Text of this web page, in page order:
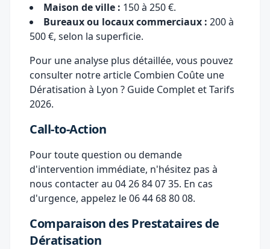
Maison de ville : 150 à 250 €.
Bureaux ou locaux commerciaux : 200 à
500 €, selon la superficie.
Pour une analyse plus détaillée, vous pouvez
consulter notre article Combien Coûte une
Dératisation à Lyon ? Guide Complet et Tarifs
2026.
Call-to-Action
Pour toute question ou demande
d'intervention immédiate, n'hésitez pas à
nous contacter au 04 26 84 07 35. En cas
d'urgence, appelez le06 44 68 80 08.
Comparaison des Prestataires de
Dératisation